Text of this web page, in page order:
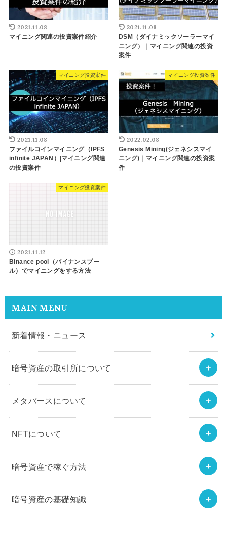
2021.11.08
マイニング関連の投資案件紹介
2021.11.08
DSM（ダイナミックソーラーマイ
ニング）｜マイニング関連の投資
案件
マイニング投資案件
2021.11.08
ファイルコインマイニング（IPFS
infinite JAPAN）|マイニング関連
の投資案件
マイニング投資案件
2022.02.08
Genesis Mining(ジェネシスマイ
ニング)｜マイニング関連の投資案
件
マイニング投資案件
2021.11.12
Binance pool（バイナンスプー
ル）でマイニングをする方法
MAIN MENU
新着情報・ニュース
暗号資産の取引所について
メタバースについて
NFTについて
暗号資産で稼ぐ方法
暗号資産の基礎知識